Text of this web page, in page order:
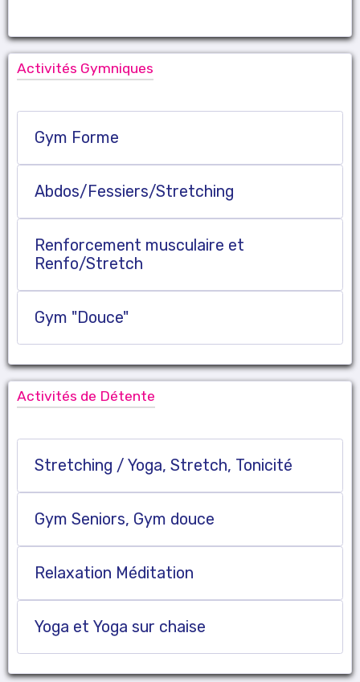
Activités Gymniques
Gym Forme
Abdos/Fessiers/Stretching
Renforcement musculaire et
Renfo/Stretch
Gym "Douce"
Activités de Détente
Stretching / Yoga, Stretch, Tonicité
Gym Seniors, Gym douce
Relaxation Méditation
Yoga et Yoga sur chaise